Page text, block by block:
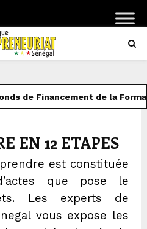
Financement de la Formation
EN 12 ETAPES
est constituée
que pose le
Les experts de
vous expose les